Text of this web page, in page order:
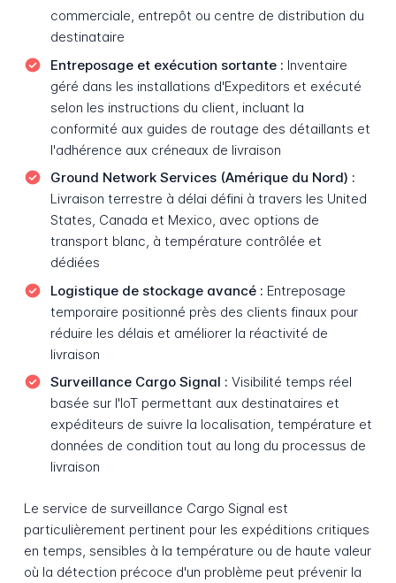
commerciale, entrepôt ou centre de distribution du
destinataire
Entreposage et exécution sortante : Inventaire
géré dans les installations d'Expeditors et exécuté
selon les instructions du client, incluant la
conformité aux guides de routage des détaillants et
l'adhérence aux créneaux de livraison
Ground Network Services (Amérique du Nord) :
Livraison terrestre à délai défini à travers les United
States, Canada et Mexico, avec options de
transport blanc, à température contrôlée et
dédiées
Logistique de stockage avancé : Entreposage
temporaire positionné près des clients finaux pour
réduire les délais et améliorer la réactivité de
livraison
Surveillance Cargo Signal : Visibilité temps réel
basée sur l'IoT permettant aux destinataires et
expéditeurs de suivre la localisation, température et
données de condition tout au long du processus de
livraison
Le service de surveillance Cargo Signal est
particulièrement pertinent pour les expéditions critiques
en temps, sensibles à la température ou de haute valeur
où la détection précoce d'un problème peut prévenir la